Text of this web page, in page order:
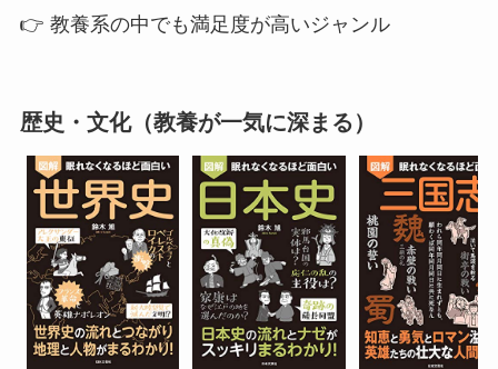
👉 教養系の中でも満足度が高いジャンル
歴史・文化（教養が一気に深まる）